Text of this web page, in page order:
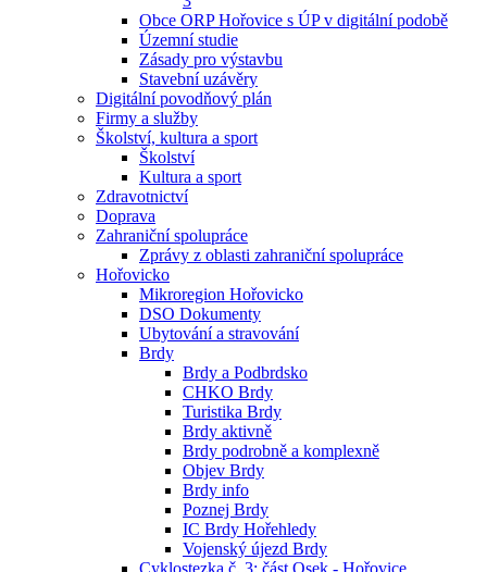
Obce ORP Hořovice s ÚP v digitální podobě
Územní studie
Zásady pro výstavbu
Stavební uzávěry
Digitální povodňový plán
Firmy a služby
Školství, kultura a sport
Školství
Kultura a sport
Zdravotnictví
Doprava
Zahraniční spolupráce
Zprávy z oblasti zahraniční spolupráce
Hořovicko
Mikroregion Hořovicko
DSO Dokumenty
Ubytování a stravování
Brdy
Brdy a Podbrdsko
CHKO Brdy
Turistika Brdy
Brdy aktivně
Brdy podrobně a komplexně
Objev Brdy
Brdy info
Poznej Brdy
IC Brdy Hořehledy
Vojenský újezd Brdy
Cyklostezka č. 3; část Osek - Hořovice